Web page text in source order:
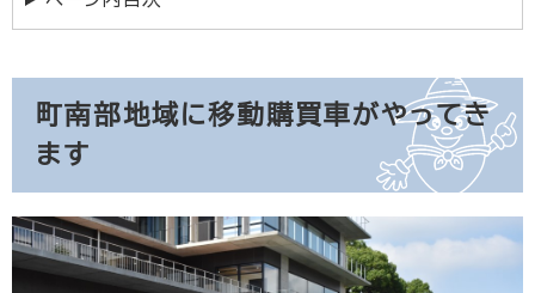
町南部地域に移動購買車がやってき
ます